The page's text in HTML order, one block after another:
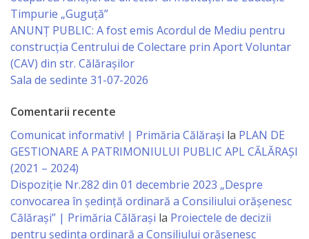
şi
Comerţ
Specialist
în
Problemele
Tineretului
şi
Sportului
Timpurie „Guguță”
ANUNȚ PUBLIC: A fost emis Acordul de Mediu pentru
construcția Centrului de Colectare prin Aport Voluntar
(CAV) din str. Călărașilor
Sala de sedinte 31-07-2026
Comentarii recente
Comunicat informativ! | Primăria Călărași la PLAN DE
GESTIONARE A PATRIMONIULUI PUBLIC APL CĂLĂRAȘI
(2021 – 2024)
Dispoziție Nr.282 din 01 decembrie 2023 „Despre
convocarea în ședință ordinară a Consiliului orășenesc
Călărași” | Primăria Călărași la Proiectele de decizii
pentru ședința ordinară a Consiliului orășenesc